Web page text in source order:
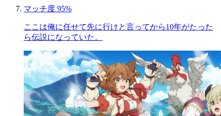
マッチ度 95%
ここは俺に任せて先に行けと言ってから10年がたった
ら伝説になっていた。